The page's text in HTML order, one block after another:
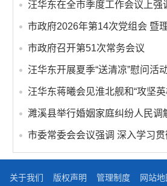
市政府召开第51次常务会议
关于我们 版权声明 管理制度 网站地